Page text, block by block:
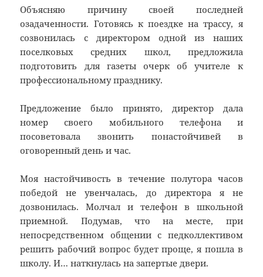
Объясняю причину своей последней
озадаченности. Готовясь к поездке на трассу, я
созвонилась с директором одной из наших
поселковых средних школ, предложила
подготовить для газеты очерк об учителе к
профессиональному празднику.
Предложение было принято, директор дала
номер своего мобильного телефона и
посоветовала звонить понастойчивей в
оговоренный день и час.
Моя настойчивость в течение полутора часов
победой не увенчалась, до директора я не
дозвонилась. Молчал и телефон в школьной
приемной. Подумав, что на месте, при
непосредственном общении с педколлективом
решить рабочий вопрос будет проще, я пошла в
школу. И… наткнулась на запертые двери.